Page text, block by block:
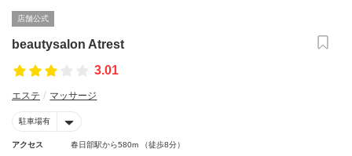
店舗公式
beautysalon Atrest
3.01
エステ マッサージ
駐車場有
アクセス 春日部駅から580m （徒歩8分）